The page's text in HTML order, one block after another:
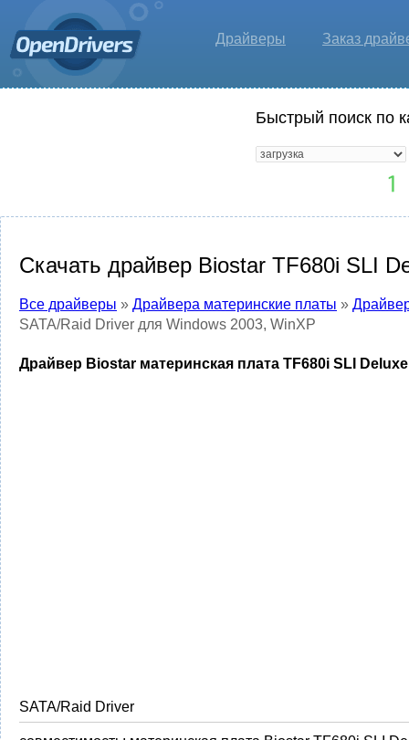
Драйверы Заказ
Быстрый поиск по
Скачать драйвер Biostar TF680i SLI
Все драйверы » Драйвера материнские платы »
SATA/Raid Driver для Windows 2003, WinXP
Драйвер Biostar материнская плата TF680i SLI
SATA/Raid Driver